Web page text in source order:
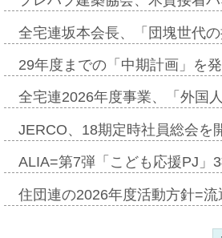
全宅連坂本会長、「団塊世代
29年度までの「中期計画」を
全宅連2026年度事業、「外国
JERCO、18期定時社員総会
ALIA=第7弾「こども応援PJ」
住団連の2026年度活動方針=